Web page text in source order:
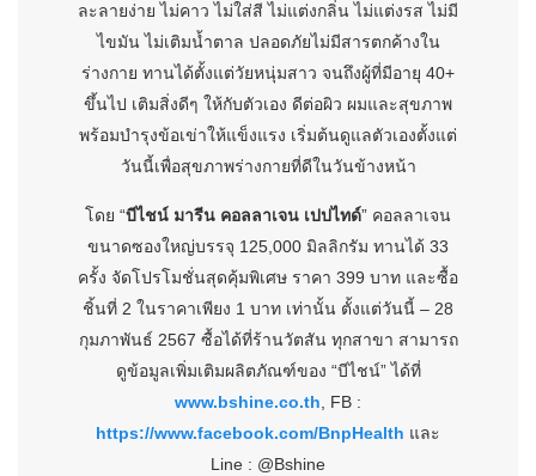
ละลายง่าย ไม่คาว ไม่ใส่สี ไม่แต่งกลิ่น ไม่แต่งรส ไม่มี
ไขมัน ไม่เติมน้ำตาล ปลอดภัยไม่มีสารตกค้างใน
ร่างกาย ทานได้ตั้งแต่วัยหนุ่มสาว จนถึงผู้ที่มีอายุ 40+
ขึ้นไป เติมสิ่งดีๆ ให้กับตัวเอง ดีต่อผิว ผมและสุขภาพ
พร้อมบำรุงข้อเข่าให้แข็งแรง เริ่มต้นดูแลตัวเองตั้งแต่
วันนี้เพื่อสุขภาพร่างกายที่ดีในวันข้างหน้า
โดย “บีไชน์ มารีน คอลลาเจน เปปไทด์” คอลลาเจน
ขนาดซองใหญ่บรรจุ 125,000 มิลลิกรัม ทานได้ 33
ครั้ง จัดโปรโมชั่นสุดคุ้มพิเศษ ราคา 399 บาท และซื้อ
ชิ้นที่ 2 ในราคาเพียง 1 บาท เท่านั้น ตั้งแต่วันนี้ – 28
กุมภาพันธ์ 2567 ซื้อได้ที่ร้านวัตสัน ทุกสาขา สามารถ
ดูข้อมูลเพิ่มเติมผลิตภัณฑ์ของ “บีไชน์” ได้ที่
www.bshine.co.th , FB :
https://www.facebook.com/BnpHealth และ
Line : @Bshine